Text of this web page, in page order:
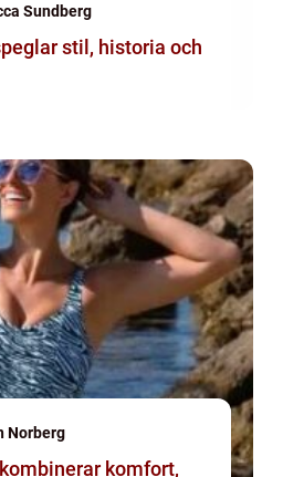
Sundberg
stil, historia och
Norberg
komfort,